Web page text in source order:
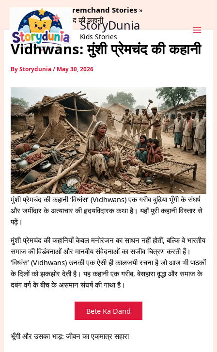
content
StoryDunia
Kids Stories
Home
Munshi Premchand Stories
Vidhwans: मुंशी प्रेमचंद की कहानी
Vidhwans: मुंशी प्रेमचंद की कहानी
ByStorydunia/ May 30, 2026
मुंशी प्रेमचंद की कहानी ‘विध्वंस’ (Vidhwans) एक गरीब बुढ़िया भूँगी के संघर्ष
और जमींदार के अत्याचार की हृदयविदारक कथा है। यहाँ पूरी कहानी विस्तार से
पढ़ें।
मुंशी प्रेमचंद की कहानियाँ केवल मनोरंजन का साधन नहीं होतीं, बल्कि वे भारतीय
समाज की विडंबनाओं और मानवीय संवेदनाओं का सजीव चित्रण करती हैं।
‘विध्वंस’ (Vidhwans) उनकी एक ऐसी ही कालजयी रचना है जो आज भी पाठकों
के दिलों को झकझोर देती है। यह कहानी एक गरीब, बेसहारा वृद्धा और समाज के
दबंग वर्ग के बीच के असमान संघर्ष की गाथा है।
Bete Ka Dand
भूँगी और उसका भाड़: जीवन का एकमात्र सहारा